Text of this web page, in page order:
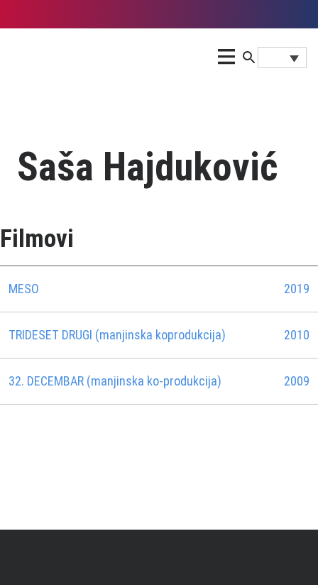
Saša Hajduković
Filmovi
MESO 2019
TRIDESET DRUGI (manjinska koprodukcija) 2010
32. DECEMBAR (manjinska ko-produkcija) 2009